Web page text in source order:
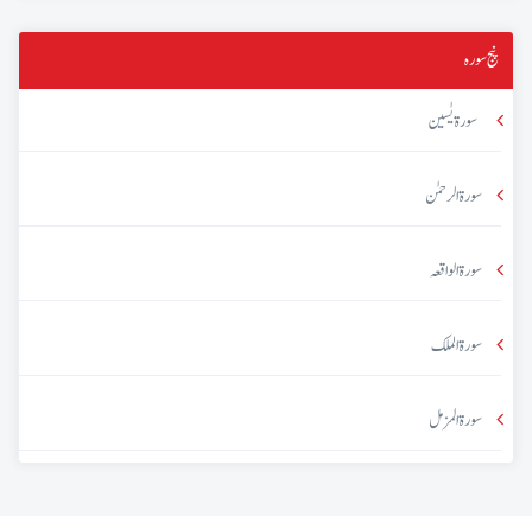
پنج سورہ
سورۃ یٰسین
سورۃ الرحمٰن
سورۃ الواقعہ
سورۃ الملک
سورۃ المزمل